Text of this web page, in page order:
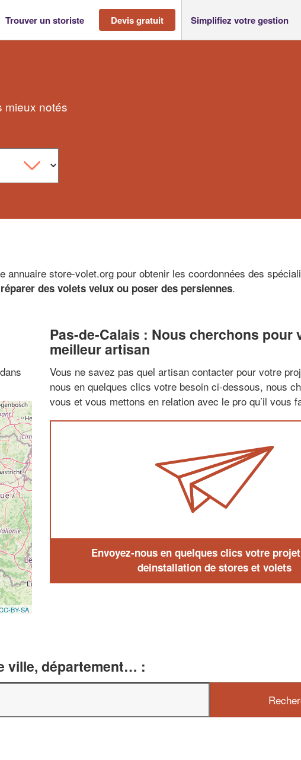
Trouver un storiste Devis gratuit Simplifiez votre gestion
mieux notés
store-volet.org pour obtenir les coordonnées des
réparer des volets velux ou poser des persiennes.
BY-SA
Pas-de-Calais : Nous cherchons pour
meilleur artisan
Vous ne savez pas quel artisan contacter pour votre
nous en quelques clics votre besoin ci-dessous, nous
vous et vous mettons en relation avec le pro qu’il vous
Envoyez-nous en quelques clics votre
deinstallation de stores et volets
ville, département… :